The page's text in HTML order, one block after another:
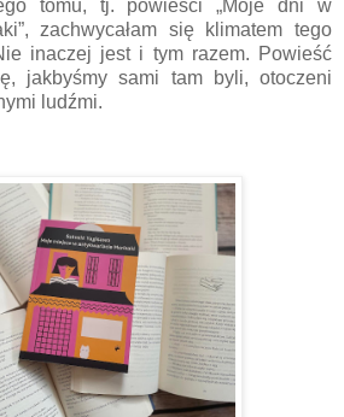
tomu, tj. powieści „Moje dni w
zachwycałam się klimatem tego
inaczej jest i tym razem. Powieść
jakbyśmy sami tam byli, otoczeni
ludźmi.